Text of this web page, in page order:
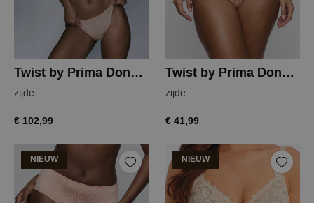
Twist by Prima Donna dalli voorgevormde bh
zijde
€ 102,99
Twist by Prima Donna dalli string
zijde
€ 41,99
NIEUW NIEUW